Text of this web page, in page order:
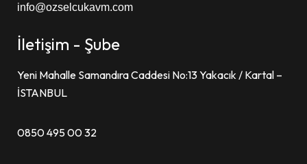
info@ozselcukavm.com
İletişim - Şube
Yeni Mahalle Samandıra Caddesi No:13 Yakacık / Kartal –
İSTANBUL
0850 495 00 32